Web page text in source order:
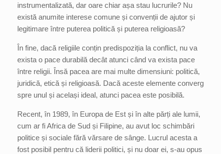
instrumentalizată, dar oare chiar așa stau lucrurile? Nu
există anumite interese comune și convenții de ajutor și
legitimare între puterea politică și puterea religioasă?
În fine, dacă religiile conțin predispoziția la conflict, nu va
exista o pace durabilă decât atunci când va exista pace
între religii. Însă pacea are mai multe dimensiuni: politică,
juridică, etică și religioasă. Dacă aceste elemente converg
spre unul și același ideal, atunci pacea este posibilă.
Recent, în 1989, în Europa de Est și în alte părți ale lumii,
cum ar fi Africa de Sud și Filipine, au avut loc schimbări
politice și sociale fără vărsare de sânge. Lucrul acesta a
fost posibil pentru că liderii politici, și nu doar ei, s-au opus